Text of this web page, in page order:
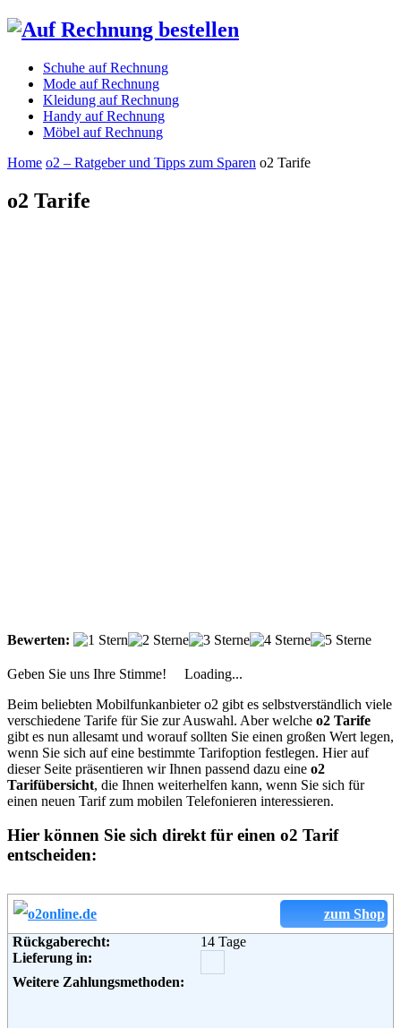
Schuhe auf Rechnung
Mode auf Rechnung
Kleidung auf Rechnung
Handy auf Rechnung
Möbel auf Rechnung
Home o2 – Ratgeber und Tipps zum Sparen o2 Tarife
o2 Tarife
Bewerten:
Geben Sie uns Ihre Stimme!
Loading...
Beim beliebten Mobilfunkanbieter o2 gibt es selbstverständlich viele
verschiedene Tarife für Sie zur Auswahl. Aber welche o2 Tarife
gibt es nun allesamt und worauf sollten Sie einen großen Wert legen,
wenn Sie sich auf eine bestimmte Tarifoption festlegen. Hier auf
dieser Seite präsentieren wir Ihnen passend dazu eine o2
Tarifübersicht, die Ihnen weiterhelfen kann, wenn Sie sich für
einen neuen Tarif zum mobilen Telefonieren interessieren.
Hier können Sie sich direkt für einen o2 Tarif
entscheiden:
zum Shop
Rückgaberecht:
14 Tage
Lieferung in:
Weitere Zahlungsmethoden: